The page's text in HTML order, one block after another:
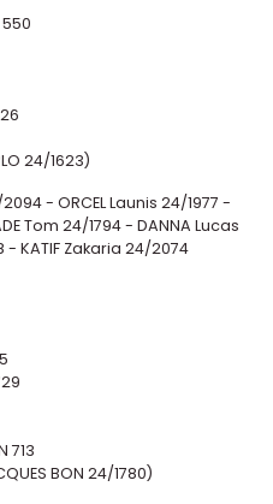
550
24/1623)
- ORCEL Launis 24/1977 -
Tom 24/1794 - DANNA Lucas
- KATIF Zakaria 24/2074
713
BON 24/1780)